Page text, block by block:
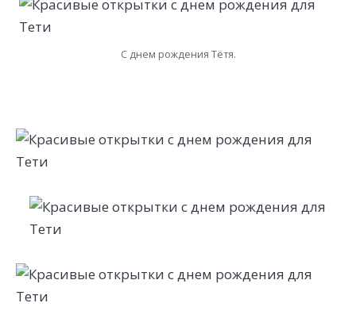
С днем рождения Тётя.